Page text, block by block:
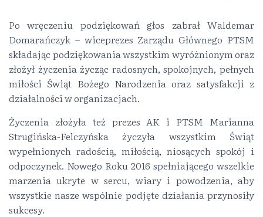
Po wręczeniu podziękowań głos zabrał Waldemar
Domarańczyk – wiceprezes Zarządu Głównego PTSM
składając podziękowania wszystkim wyróżnionym oraz
złożył życzenia życząc radosnych, spokojnych, pełnych
miłości Świąt Bożego Narodzenia oraz satysfakcji z
działalności w organizacjach.
Życzenia złożyła też prezes AK i PTSM Marianna
Strugińska-Felczyńska życzyła wszystkim Świąt
wypełnionych radością, miłością, niosących spokój i
odpoczynek. Nowego Roku 2016 spełniającego wszelkie
marzenia ukryte w sercu, wiary i powodzenia, aby
wszystkie nasze wspólnie podjęte działania przynosiły
sukcesy.